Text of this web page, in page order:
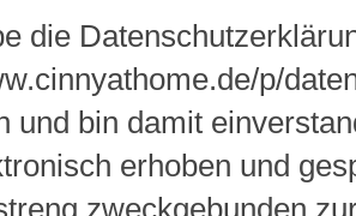
die
p/
und bin damit
erhoben und